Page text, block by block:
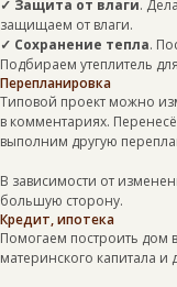
✓ Защита от влаги.
защищаем от влаги.
✓ Сохранение тепла.
Подбираем утеплитель
Перепланировка
Типовой проект можно
в комментариях.
выполним другую
В зависимости от
большую сторону.
Кредит, ипотека
Помогаем построить дом
материнского капитала и